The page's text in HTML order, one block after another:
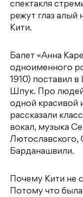
спектакля
режут глаз алый
Кити.
Балет «Анна
одноименного
1910) поставил
Шпук. Про людей
одной красивой
рассказали
вокал, музыка
Лютославского,
Барданашвили.
Почему Кити не
Потому что